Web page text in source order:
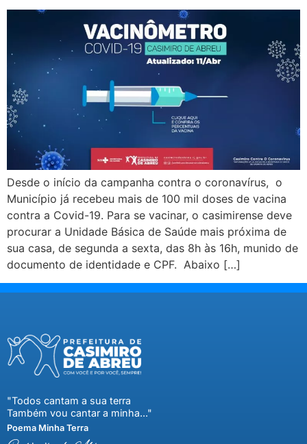
Desde o início da campanha contra o coronavírus, o
Município já recebeu mais de 100 mil doses de vacina
contra a Covid-19. Para se vacinar, o casimirense deve
procurar a Unidade Básica de Saúde mais próxima de
sua casa, de segunda a sexta, das 8h às 16h, munido de
documento de identidade e CPF. Abaixo […]
"Todos cantam a sua terra
Também vou cantar a minha..."
Poema Minha Terra